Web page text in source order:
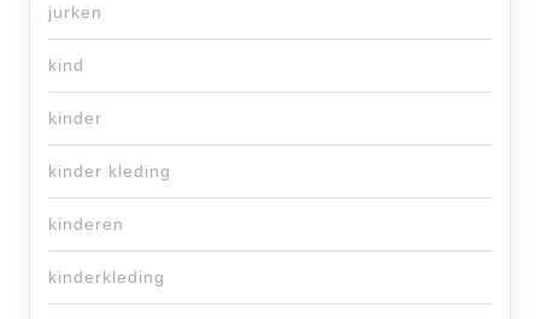
jurken
kind
kinder
kinder kleding
kinderen
kinderkleding